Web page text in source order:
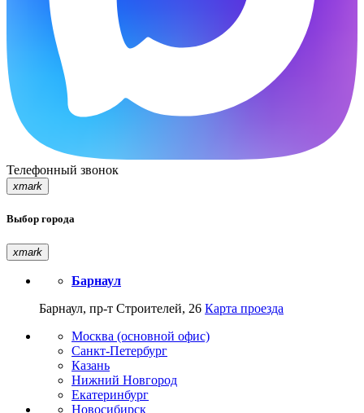
Телефонный звонок
xmark
Выбор города
xmark
Барнаул
Барнаул, пр-т Строителей, 26 Карта проезда
Москва (основной офис)
Санкт-Петербург
Казань
Нижний Новгород
Екатеринбург
Новосибирск